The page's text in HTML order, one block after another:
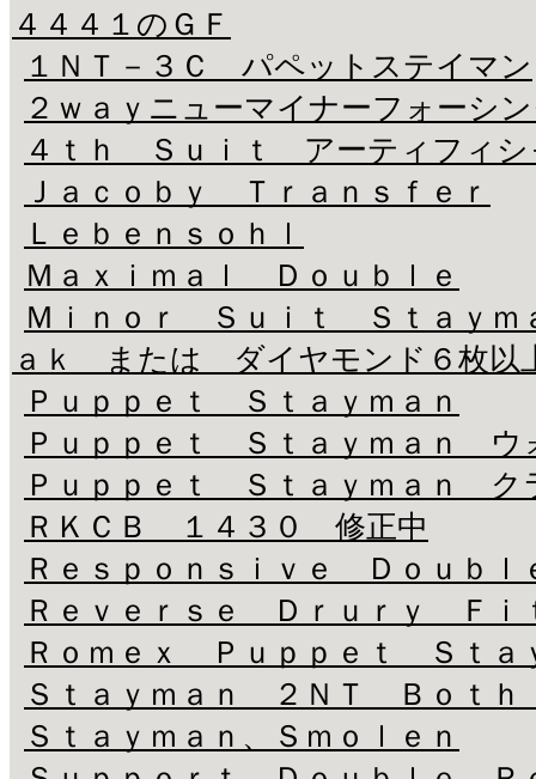
４４４１のＧＦ
１ＮＴ－３Ｃ パペットステイマン
２ｗａｙニューマイナーフォーシ
４ｔｈ Ｓｕｉｔ アーティフィ
Ｊａｃｏｂｙ Ｔｒａｎｓｆｅｒ
Ｌｅｂｅｎｓｏｈｌ
Ｍａｘｉｍａｌ Ｄｏｕｂｌｅ
Ｍｉｎｏｒ Ｓｕｉｔ Ｓｔａｙ
ａｋ または ダイヤモンド６枚以
Ｐｕｐｐｅｔ Ｓｔａｙｍａｎ
Ｐｕｐｐｅｔ Ｓｔａｙｍａｎ ウ
Ｐｕｐｐｅｔ Ｓｔａｙｍａｎ ク
ＲＫＣＢ １４３０ 修正中
Ｒｅｓｐｏｎｓｉｖｅ Ｄｏｕｂｌ
Ｒｅｖｅｒｓｅ Ｄｒｕｒｙ Ｆｉ
Ｒｏｍｅｘ Ｐｕｐｐｅｔ Ｓｔａ
Ｓｔａｙｍａｎ ２ＮＴ Ｂｏｔｈ
Ｓｔａｙｍａｎ、Ｓｍｏｌｅｎ